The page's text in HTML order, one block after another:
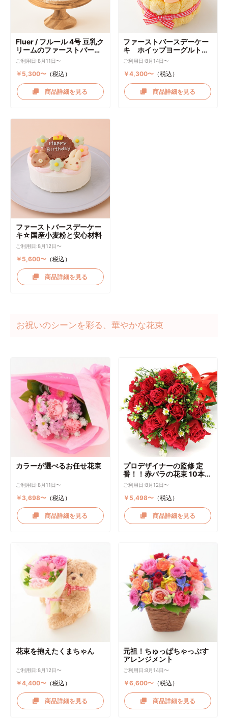
Fluer / フルール 4号 豆乳ク
リームのファーストバース
デーケーキ ケーキトッパー
付き
ご利用日:8月11日〜
￥5,300〜（税込）
商品詳細を見る
ファーストバースデーケー
キ ホイップヨーグルトク
リーム
ご利用日:8月14日〜
￥4,300〜 （税込）
商品詳細を見る
ファーストバースデーケー
キ☆国産小麦粉と安心材料
ご利用日:8月12日〜
￥5,600〜（税込）
商品詳細を見る
お祝いのシーンを彩る、華やかな花束
カラーが選べるお任せ花束
ご利用日:8月11日〜
￥3,698〜（税込）
商品詳細を見る
プロデザイナーの監修 定
番！！赤バラの花束 10本～
選択可能
ご利用日:8月12日〜
￥5,498〜 （税込）
商品詳細を見る
花束を抱えたくまちゃん
ご利用日:8月12日〜
￥4,400〜（税込）
商品詳細を見る
元祖！ちゅっぱちゃっぷす
アレンジメント
ご利用日:8月14日〜
￥6,600〜 （税込）
商品詳細を見る